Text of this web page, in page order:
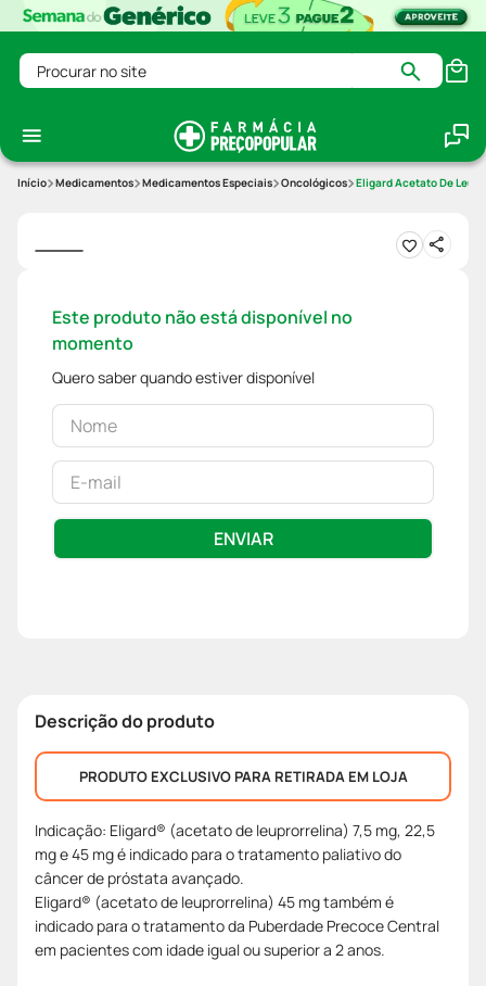
Procurar no site
Medicamentos Medicamentos Especiais Oncológicos Eligard Acetato De
Este produto não está disponível no
momento
Quero saber quando estiver disponível
ENVIAR
Descrição do produto
PRODUTO EXCLUSIVO PARA RETIRADA EM LOJA
Indicação: Eligard® (acetato de leuprorrelina) 7,5 mg, 22,5
mg e 45 mg é indicado para o tratamento paliativo do
câncer de próstata avançado.
Eligard® (acetato de leuprorrelina) 45 mg também é
indicado para o tratamento da Puberdade Precoce Central
em pacientes com idade igual ou superior a 2 anos.